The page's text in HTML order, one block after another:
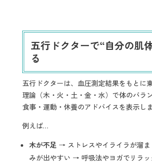
五行ドクターで“自分の肌
る
五行ドクターは、血圧測定結果をもとに
理論（木・火・土・金・水）で体のバラ
食事・運動・休養のアドバイスを表示しま
例えば…
木が不足 → ストレスやイライラが溜
みが出やすい → 呼吸法やヨガでリラッ